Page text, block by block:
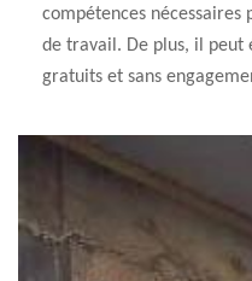
compétences
de travail. De plus, il peut
gratuits et sans